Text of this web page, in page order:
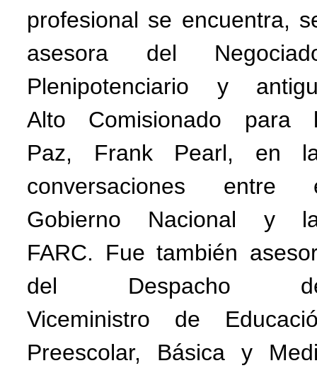
profesional se encuentra,
asesora del
Plenipotenciario y
Alto Comisionado para
Paz, Frank Pearl, en
conversaciones entre
Gobierno Nacional y
FARC. Fue también
del Despacho
Viceministro de
Preescolar, Básica y